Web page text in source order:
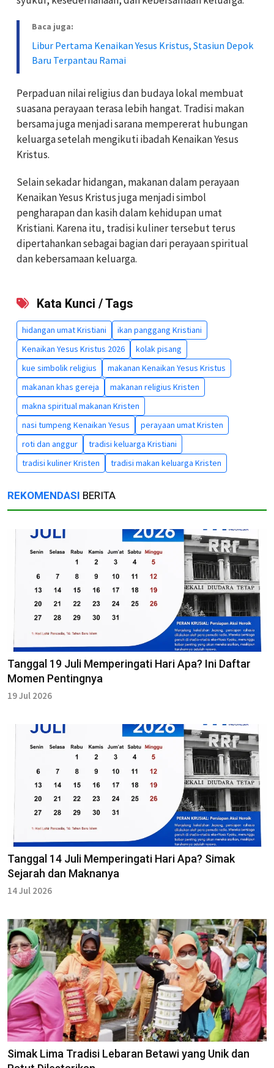
Baca juga:
Libur Pertama Kenaikan Yesus Kristus, Stasiun Depok
Baru Terpantau Ramai
Perpaduan nilai religius dan budaya lokal membuat
suasana perayaan terasa lebih hangat. Tradisi makan
bersama juga menjadi sarana mempererat hubungan
keluarga setelah mengikuti ibadah Kenaikan Yesus
Kristus.
Selain sekadar hidangan, makanan dalam perayaan
Kenaikan Yesus Kristus juga menjadi simbol
pengharapan dan kasih dalam kehidupan umat
Kristiani. Karena itu, tradisi kuliner tersebut terus
dipertahankan sebagai bagian dari perayaan spiritual
dan kebersamaan keluarga.
Kata Kunci / Tags
hidangan umat Kristiani
ikan panggang Kristiani
Kenaikan Yesus Kristus 2026
kolak pisang
kue simbolik religius
makanan Kenaikan Yesus Kristus
makanan khas gereja
makanan religius Kristen
makna spiritual makanan Kristen
nasi tumpeng Kenaikan Yesus
perayaan umat Kristen
roti dan anggur
tradisi keluarga Kristiani
tradisi kuliner Kristen
tradisi makan keluarga Kristen
REKOMENDASI BERITA
Tanggal 19 Juli Memperingati Hari Apa? Ini Daftar
Momen Pentingnya
19 Jul 2026
Tanggal 14 Juli Memperingati Hari Apa? Simak
Sejarah dan Maknanya
14 Jul 2026
Simak Lima Tradisi Lebaran Betawi yang Unik dan